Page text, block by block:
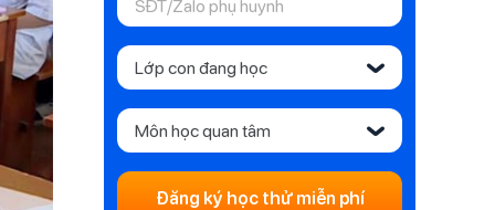
Lớp con đang học ‹
Môn học quan tâm ‹
Đăng ký học thử miễn phí